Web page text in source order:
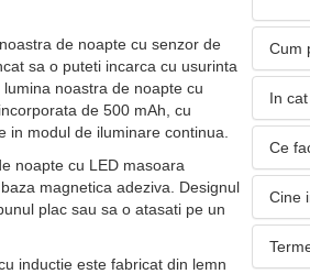
de noapte cu senzor de
sa o puteti incarca cu usurinta
noastra de noapte cu
de 500 mAh, cu
modul de iluminare continua.
noapte cu LED masoara
magnetica adeziva. Designul
plac sau sa o atasati pe un
inductie este fabricat din lemn
Cum
In
Ce
Cine